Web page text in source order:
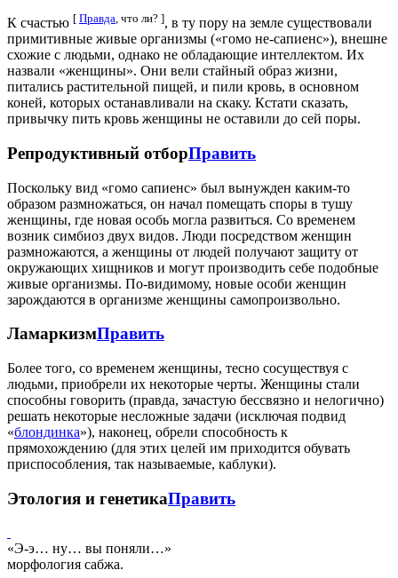
К счастью [ Правда , что ли? ], в ту пору на земле существовали
примитивные живые организмы («гомо не-сапиенс»), внешне
схожие с людьми, однако не обладающие интеллектом. Их
назвали «женщины». Они вели стайный образ жизни,
питались растительной пищей, и пили кровь, в основном
коней, которых останавливали на скаку. Кстати сказать,
привычку пить кровь женщины не оставили до сей поры.
Репродуктивный отборПравить
Поскольку вид «гомо сапиенс» был вынужден каким-то
образом размножаться, он начал помещать споры в тушу
женщины, где новая особь могла развиться. Со временем
возник симбиоз двух видов. Люди посредством женщин
размножаются, а женщины от людей получают защиту от
окружающих хищников и могут производить себе подобные
живые организмы. По-видимому, новые особи женщин
зарождаются в организме женщины самопроизвольно.
ЛамаркизмПравить
Более того, со временем женщины, тесно сосуществуя с
людьми, приобрели их некоторые черты. Женщины стали
способны говорить (правда, зачастую бессвязно и нелогично)
решать некоторые несложные задачи (исключая подвид
«блондинка»), наконец, обрели способность к
прямохождению (для этих целей им приходится обувать
приспособления, так называемые, каблуки).
Этология и генетикаПравить
«Э-э… ну… вы поняли…»
морфология сабжа.